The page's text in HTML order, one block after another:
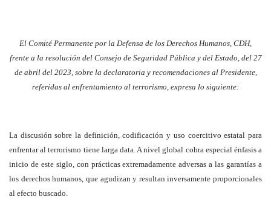
El Comité Permanente por la Defensa de los Derechos Humanos, CDH,
frente a la resolución del Consejo de Seguridad Pública y del Estado, del 27
de abril del 2023,sobre la declaratoria y recomendaciones al Presidente,
referidas al enfrentamiento al terrorismo, expresa lo siguiente:
La discusión sobre la definición, codificación y uso coercitivo estatal para
enfrentar al terrorismo tiene larga data. A nivel global cobra especial énfasis a
inicio de este siglo, con prácticas extremadamente adversas a las garantías a
los derechos humanos, que agudizan y resultan inversamente proporcionales
al efecto buscado.